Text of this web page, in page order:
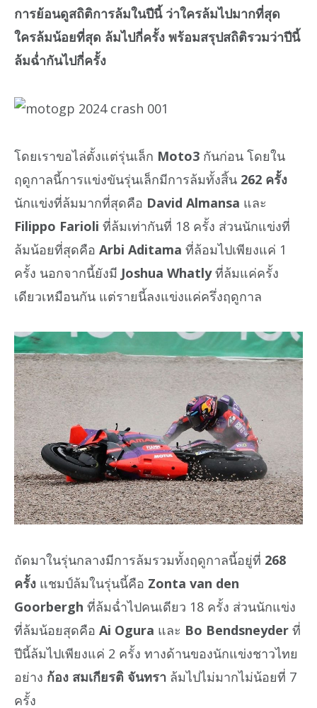
การย้อนดูสถิติการล้มในปีนี้ ว่าใครล้มไปมากที่สุด
ใครล้มน้อยที่สุด ล้มไปกี่ครั้ง พร้อมสรุปสถิติรวมว่าปีนี้
ล้มฉ่ำกันไปกี่ครั้ง
โดยเราขอไล่ตั้งแต่รุ่นเล็ก Moto3 กันก่อน โดยใน
ฤดูกาลนี้การแข่งขันรุ่นเล็กมีการล้มทั้งสิ้น 262 ครั้ง
นักแข่งที่ล้มมากที่สุดคือ David Almansa และ
Filippo Farioli ที่ล้มเท่ากันที่ 18 ครั้ง ส่วนนักแข่งที่
ล้มน้อยที่สุดคือ Arbi Aditama ที่ล้อมไปเพียงแค่ 1
ครั้ง นอกจากนี้ยังมี Joshua Whatlyที่ล้มแค่ครั้ง
เดียวเหมือนกัน แต่รายนี้ลงแข่งแค่ครึ่งฤดูกาล
ถัดมาในรุ่นกลางมีการล้มรวมทั้งฤดูกาลนี้อยู่ที่ 268
ครั้ง แชมป์ล้มในรุ่นนี้คือ Zonta van den
Goorbergh ที่ล้มฉ่ำไปคนเดียว 18 ครั้ง ส่วนนักแข่ง
ที่ล้มน้อยสุดคือ Ai Ogura และ Bo Bendsneyder ที่
ปีนี้ล้มไปเพียงแค่ 2 ครั้ง ทางด้านของนักแข่งชาวไทย
อย่าง ก้อง สมเกียรติ จันทรา ล้มไปไม่มากไม่น้อยที่ 7
ครั้ง